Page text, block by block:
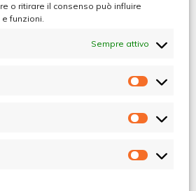
o ritirare il consenso può influire
funzioni.
Sempre attivo